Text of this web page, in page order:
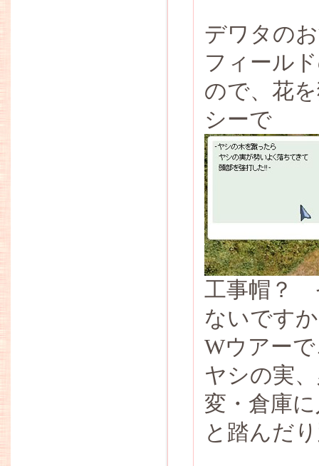
デワタの
フィール
ので、花
シーで
工事帽？
ないです
Wウアー
ヤシの実
変・倉庫
と踏んだ